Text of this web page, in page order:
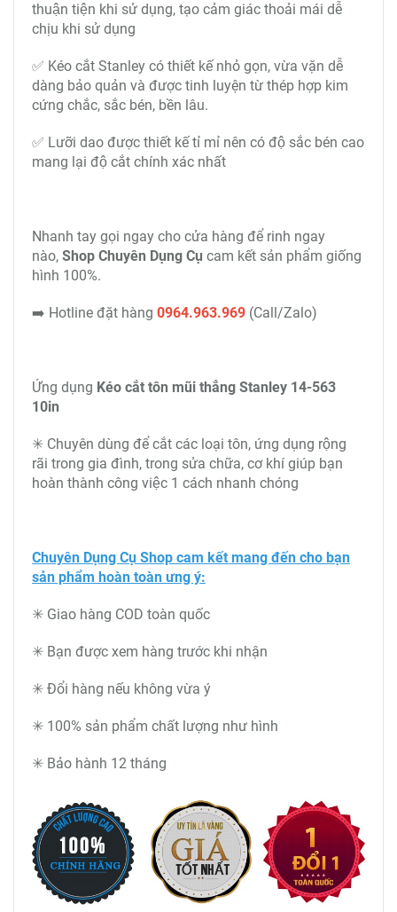
thuận tiện khi sử dụng, tạo cảm giác thoải mái dễ
chịu khi sử dụng
✅ Kéo cắt Stanley có thiết kế nhỏ gọn, vừa vặn dễ
dàng bảo quản và được tinh luyện từ thép hợp kim
cứng chắc, sắc bén, bền lâu.
✅ Lưỡi dao được thiết kế tỉ mỉ nên có độ sắc bén cao
mang lại độ cắt chính xác nhất
Nhanh tay gọi ngay cho cửa hàng để rinh ngay
nào, Shop Chuyên Dụng Cụ cam kết sản phẩm giống
hình 100%.
➡️ Hotline đặt hàng 0964.963.969 (Call/Zalo)
Ứng dụng Kéo cắt tôn mũi thẳng Stanley 14-563
10in
✳ Chuyên dùng để cắt các loại tôn, ứng dụng rộng
rãi trong gia đình, trong sửa chữa, cơ khí giúp bạn
hoàn thành công việc 1 cách nhanh chóng
Chuyên Dụng Cụ Shop cam kết mang đến cho bạn
sản phẩm hoàn toàn ưng ý:
✳ Giao hàng COD toàn quốc
✳ Bạn được xem hàng trước khi nhận
✳ Đổi hàng nếu không vừa ý
✳ 100% sản phẩm chất lượng như hình
✳ Bảo hành 12 tháng